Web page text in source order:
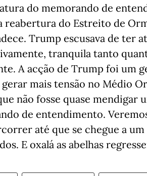
do memorando de
reabertura do Estreito de
Trump escusava de ter
tranquila tanto
A acção de Trump foi um
mais tensão no Médio
não fosse quase mendigar
de entendimento.
até que se chegue a
E oxalá as abelhas